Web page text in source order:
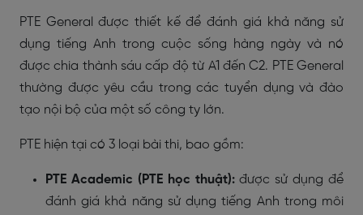
PTE General được thiết kế để đánh giá khả năng sử
dụng tiếng Anh trong cuộc sống hàng ngày và nó
được chia thành sáu cấp độ từ A1 đến C2. PTE General
thường được yêu cầu trong các tuyển dụng và đào
tạo nội bộ của một số công ty lớn.
PTE hiện tại có 3 loại bài thi, bao gồm:
PTE Academic (PTE học thuật):được sử dụng để
đánh giá khả năng sử dụng tiếng Anh trong môi